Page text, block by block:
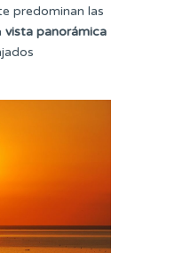
predominan las
vista panorámica